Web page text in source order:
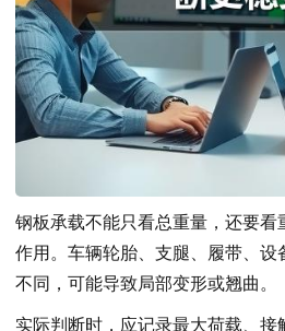
钢板承载不能只看总重量，还要看
作用。车辆轮胎、支腿、履带、设
不同，可能导致局部变形或翘曲。
实际判断时，应记录最大荷载、接